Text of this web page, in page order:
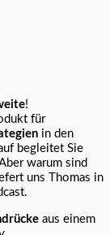
!
für
in den
begleitet Sie
warum sind
uns Thomas in
aus einem